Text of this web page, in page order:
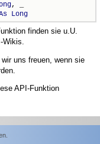
, _
Long
finden sie u.U.
uns freuen, wenn sie
API-Funktion